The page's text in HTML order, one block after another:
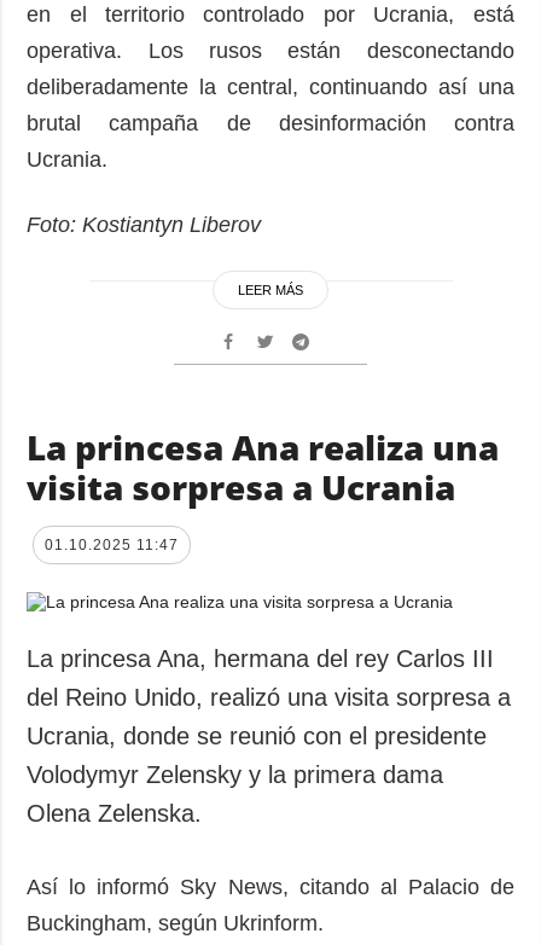
en el territorio controlado por Ucrania, está
operativa. Los rusos están desconectando
deliberadamente la central, continuando así una
brutal campaña de desinformación contra
Ucrania.
Foto: Kostiantyn Liberov
LEER MÁS
La princesa Ana realiza una
visita sorpresa a Ucrania
01.10.2025 11:47
La princesa Ana, hermana del rey Carlos III
del Reino Unido, realizó una visita sorpresa a
Ucrania, donde se reunió con el presidente
Volodymyr Zelensky y la primera dama
Olena Zelenska.
Así lo informó Sky News, citando al Palacio de
Buckingham, según Ukrinform.